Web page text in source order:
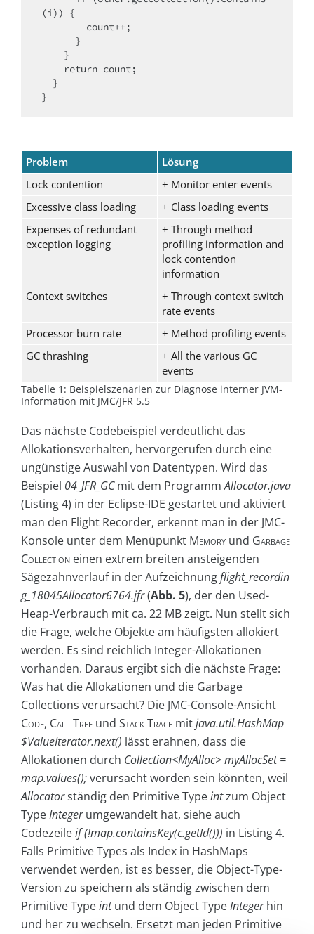
(i)) {
}
Problem
Lösung
Lock contention
+ Monitor enter events
Excessive class loading
+ Class loading events
Expenses of redundant
exception logging
+ Through method
profiling information and
lock contention
information
Context switches
+ Through context switch
rate events
Processor burn rate
+ Method profiling events
GC thrashing
+ All the various GC
events
Tabelle 1: Beispielszenarien zur Diagnose interner JVM-
Information mit JMC/JFR 5.5
Das nächste Codebeispiel verdeutlicht das
Allokationsverhalten, hervorgerufen durch eine
ungünstige Auswahl von Datentypen. Wird das
Beispiel 04_JFR_GCmit dem ProgrammAllocator.java
(Listing 4) in der Eclipse-IDE gestartet und aktiviert
man den Flight Recorder, erkennt man in der JMC-
Konsole unter dem Menüpunkt Memory und Garbage
Collection einen extrem breiten ansteigenden
Sägezahnverlauf in der Aufzeichnungflight_recordin
g_18045Allocator6764.jfr(Abb. 5), der den Used-
Heap-Verbrauch mit ca. 22 MB zeigt. Nun stellt sich
die Frage, welche Objekte am häufigsten allokiert
werden. Es sind reichlich Integer-Allokationen
vorhanden. Daraus ergibt sich die nächste Frage:
Was hat die Allokationen und die Garbage
Collections verursacht? Die JMC-Console-Ansicht
Code, Call Tree und Stack Trace mitjava.util.HashMap
$ValueIterator.next() lässt erahnen, dass die
Allokationen durch Collection<MyAlloc> myAllocSet =
map.values();verursacht worden sein könnten, weil
Allocatorständig den Primitive Typeintzum Object
TypeIntegerumgewandelt hat, siehe auch
Codezeileif (!map.containsKey(c.getId())) in Listing 4.
Falls Primi­tive Types als Index in HashMaps
verwendet werden, ist es besser, die Object-Type-
Version zu speichern als ständig zwischen dem
Primitive Typeintund dem Object TypeIntegerhin
und her zu wechseln. Ersetzt man jeden Primitive